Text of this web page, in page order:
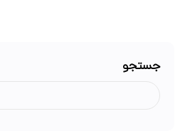
جستجو